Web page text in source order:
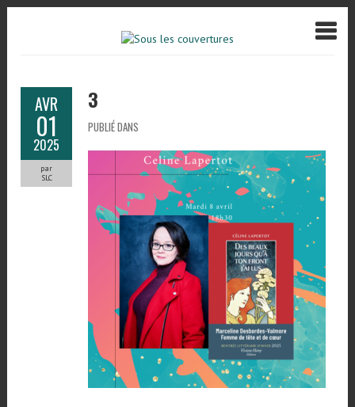
AVR
01
2025
par
SLC
3
PUBLIÉ DANS